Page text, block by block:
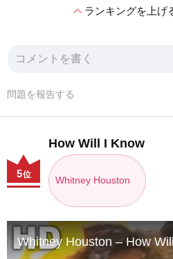
expand_lessランキングを上げ
問題を報告する
How Will I Know
Whitney Houston
5位
Whitney Houston – How